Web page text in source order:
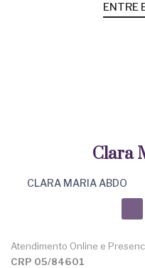
ENTRE
Clara
CLARA MARIA ABDO
Atendimento Online e
CRP 05/84601